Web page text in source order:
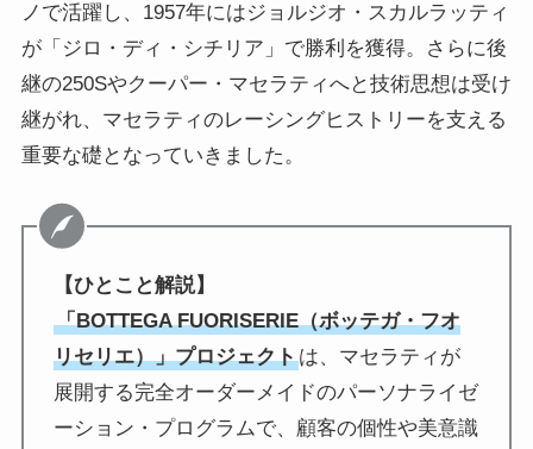
ノで活躍し、1957年にはジョルジオ・スカルラッティ
が「ジロ・ディ・シチリア」で勝利を獲得。さらに後
継の250Sやクーパー・マセラティへと技術思想は受け
継がれ、マセラティのレーシングヒストリーを支える
重要な礎となっていきました。
【ひとこと解説】
「BOTTEGA FUORISERIE（ボッテガ・フオ
リセリエ）」プロジェクトは、マセラティが
展開する完全オーダーメイドのパーソナライゼ
ーション・プログラムで、顧客の個性や美意識